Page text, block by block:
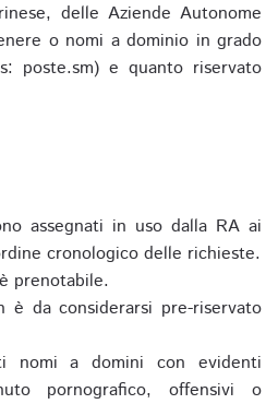
delle Aziende Autonome
o nomi a dominio in grado
poste.sm) e quanto riservato
assegnati in uso dalla RA ai
cronologico delle richieste.
prenotabile.
è da considerarsi pre-riservato
nomi a domini con evidenti
pornografico, offensivi o